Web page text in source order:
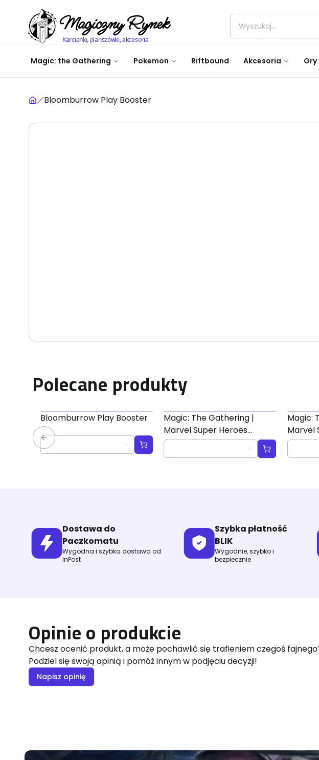
Magiczny Rynek
Karcianki, planszówki, akcesoria
Magic: the Gathering Pokemon Riftbound Akcesoria
Bloomburrow Play Booster
Polecane produkty
Bloomburrow Play Booster
Magic: The Gathering |
Marvel Super Heroes
Jumpstart Booster
Magic:
Marvel
Booster
Dostawa do
Paczkomatu
Wygodna i szybka dostawa od
InPost
Szybka płatność
BLIK
Wygodnie, szybko i
bezpiecznie
Opinie o produkcie
Chcesz ocenić produkt, a może pochawlić się trafieniem czegoś
Podziel się swoją opinią i pomóż innym w podjęciu decyzji!
Napisz opinię